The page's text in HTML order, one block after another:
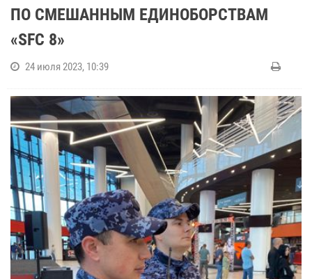
ПО СМЕШАННЫМ ЕДИНОБОРСТВАМ
«SFC 8»
24 июля 2023, 10:39